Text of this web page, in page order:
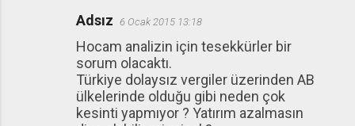
Adsız 6 Ocak 2015 13:18
Hocam analizin için tesekkürler bir
sorum olacaktı.
Türkiye dolaysız vergiler üzerinden AB
ülkelerinde olduğu gibi neden çok
kesinti yapmıyor ? Yatırım azalmasın